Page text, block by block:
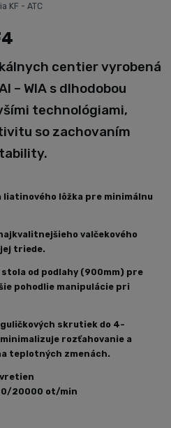
KF - ATC
centier vyrobená
– WIA s dlhodobou
technológiami,
so zachovaním
lôžka pre minimálnu
valčekového
triede.
od podlahy (900mm) pre
pohodlie manipulácie pri
skrutiek do 4-
rozťahovanie a
teplotných zmenách.
20000 ot/min